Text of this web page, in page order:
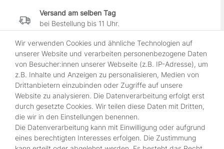
Versand am selben Tag
bei Bestellung bis 11 Uhr.
30 Tage Widerrufsrecht
wenn es Dir nicht gefällt.
100% sichere Zahlung
durch SSL-gesicherte Kasse.
Shop
Kontakt
Über Uns
Wir verwenden Cookies und ähnliche Technologien auf
unserer Website und verarbeiten personenbezogene Daten
von Besucher:innen unserer Webseite (z.B. IP-Adresse), um
z.B. Inhalte und Anzeigen zu personalisieren, Medien von
Drittanbietern einzubinden oder Zugriffe auf unsere
Website zu analysieren. Die Datenverarbeitung erfolgt erst
durch gesetzte Cookies. Wir teilen diese Daten mit Dritten,
die wir in den Einstellungen benennen.
Die Datenverarbeitung kann mit Einwilligung oder aufgrund
eines berechtigten Interesses erfolgen. Die Zustimmung